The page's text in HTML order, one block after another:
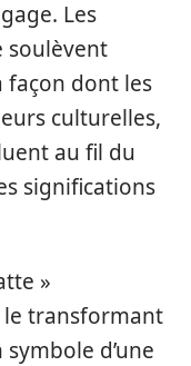
Les
soulèvent
façon dont les
culturelles,
au fil du
significations
»
transformant
d’une